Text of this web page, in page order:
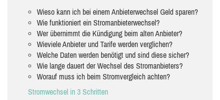
Wieso kann ich bei einem Anbieterwechsel Geld sparen?
Wie funktioniert ein Stromanbieterwechsel?
Wer übernimmt die Kündigung beim alten Anbieter?
Wieviele Anbieter und Tarife werden verglichen?
Welche Daten werden benötigt und sind diese sicher?
Wie lange dauert der Wechsel des Stromanbieters?
Worauf muss ich beim Stromvergleich achten?
Stromwechsel in 3 Schritten